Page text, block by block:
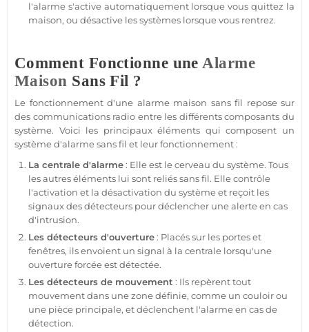
l'alarme s'active automatiquement lorsque vous quittez la
maison, ou désactive les systèmes lorsque vous rentrez.
Comment Fonctionne uneAlarme
Maison Sans Fil ?
Le fonctionnement d'une alarme maison sans fil repose sur
des communications radio entre les différents composants du
système. Voici les principaux éléments qui composent un
système d'alarmesans fil et leur fonctionnement :
La centrale d'alarme: Elle est le cerveau du système. Tous
les autres éléments lui sont reliés sans fil. Elle contrôle
l'activation et la désactivation du systèmeet reçoit les
signaux des détecteurs pour déclencher une alerte en cas
d'intrusion.
Les détecteurs d'ouverture: Placés sur les portes et
fenêtres, ils envoient un signal à la centrale lorsqu'une
ouverture forcée est détectée.
Les détecteurs de mouvement : Ils repèrent tout
mouvement dans une zone définie, comme un couloir ou
une pièce principale, et déclenchent l'alarmeen cas de
détection.